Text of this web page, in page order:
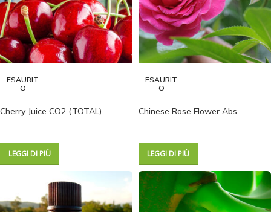
ESAURIT
O
Cherry Juice CO2 (TOTAL)
LEGGI DI PIÙ
ESAURIT
O
Chinese Rose Flower Abs
LEGGI DI PIÙ